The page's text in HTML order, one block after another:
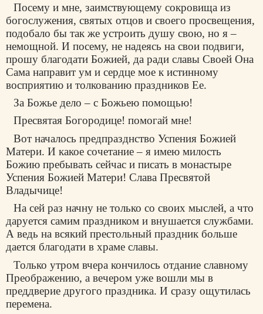
Посему и мне, заимствующему сокровища из
богослужения, святых отцов и своего просвещения,
подобало бы так же устроить душу свою, но я –
немощной. И посему, не надеясь на свои подвиги,
прошу благодати Божией, да ради славы Своей Она
Сама направит ум и сердце мое к истинному
восприятию и толкованию праздников Ее.
За Божье дело – с Божьею помощью!
Пресвятая Богородице! помогай мне!
Вот началось предпразднство Успения Божией
Матери. И какое сочетание – я имею милость
Божию пребывать сейчас и писать в монастыре
Успения Божией Матери! Слава Пресвятой
Владычице!
На сей раз начну не только со своих мыслей, а что
даруется самим праздником и внушается службами.
А ведь на всякий престольный праздник больше
дается благодати в храме славы.
Только утром вчера кончилось отдание славному
Преображению, а вечером уже вошли мы в
преддверие другого праздника. И сразу ощутилась
перемена.